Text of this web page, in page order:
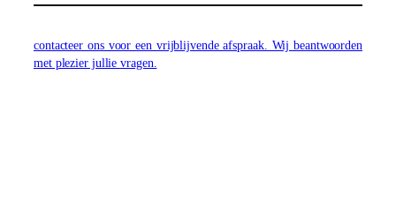
contacteer ons voor een vrijblijvende afspraak. Wij beantwoorden
met plezier jullie vragen.